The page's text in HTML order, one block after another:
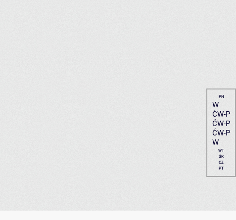
PN
W
ĆW-P
ĆW-P
ĆW-P
W
WT
ŚR
CZ
PT